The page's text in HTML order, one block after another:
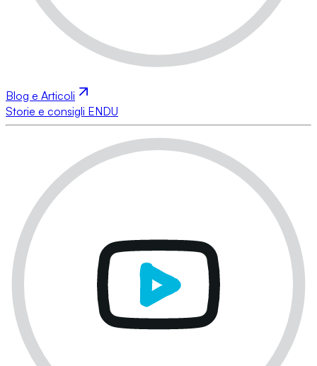
Blog e Articoli
Storie e consigli ENDU